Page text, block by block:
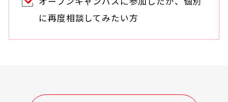
に再度相談してみたい方